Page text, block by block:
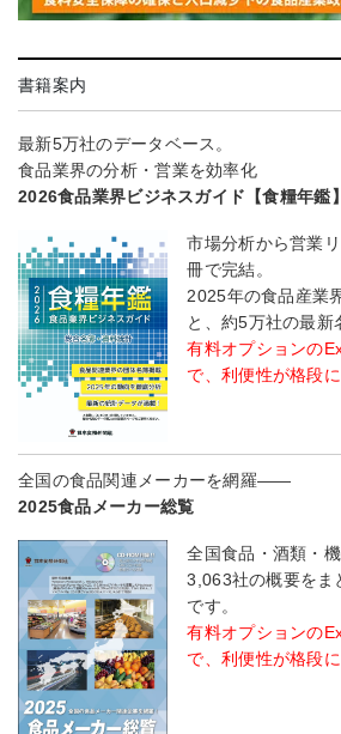
書籍案内
最新5万社のデータベース。
食品業界の分析・営業を効率化
2026食品業界ビジネスガイド【食糧年鑑】
市場分析から営業
冊で完結。
2025年の食品産業
と、約5万社の最新
有料オプションの
で、利便性が格段に
全国の食品関連メーカーを網羅――
2025食品メーカー総覧
全国食品・酒類・
3,063社の概要をま
です。
有料オプションの
で、利便性が格段に